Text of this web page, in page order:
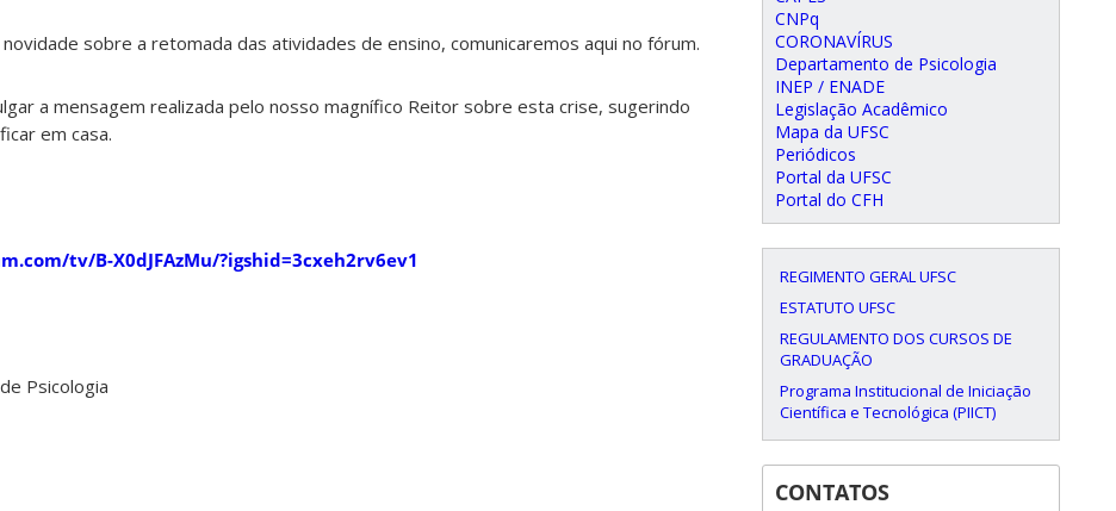
sobre a retomada das atividades de ensino, comunicaremos aqui no fórum.
a mensagem realizada pelo nosso magnífico Reitor sobre esta crise, sugerindo
em casa.
tv/B-X0dJFAzMu/?igshid=3cxeh2rv6ev1
Psicologia
CNPq
CORONAVÍRUS
Departamento de Psicologia
INEP / ENADE
Legislação Acadêmico
Mapa da UFSC
Periódicos
Portal da UFSC
Portal do CFH
REGIMENTO GERAL UFSC
ESTATUTO UFSC
REGULAMENTO DOS CURSOS DE
GRADUAÇÃO
Programa Institucional de Iniciação
Científica e Tecnológica (PIICT)
CONTATOS